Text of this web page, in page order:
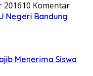
201610 Komentar
Negeri Bandung
Menerima Siswa